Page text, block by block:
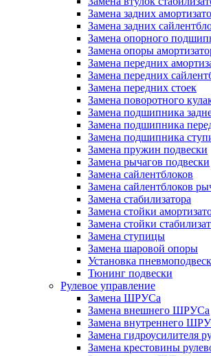
Замена задних
Замена задних
Замена опорного
Замена опоры
Замена передних
Замена передних
Замена передних стоек
Замена поворотного
Замена подшипника
Замена подшипника
Замена подшипника
Замена пружин подвески
Замена рычагов подвески
Замена сайлентблоков
Замена сайлентблоков
Замена стабилизатора
Замена стойки
Замена стойки
Замена ступицы
Замена шаровой опоры
Установка
Тюнинг подвески
Рулевое управление
Замена ШРУСа
Замена внешнего ШРУСа
Замена внутреннего
Замена гидроусилителя
Замена крестовины